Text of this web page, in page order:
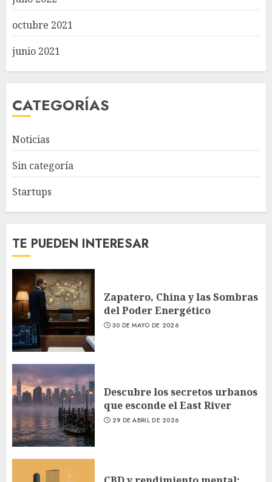
octubre 2021
junio 2021
CATEGORÍAS
Noticias
Sin categoría
Startups
TE PUEDEN INTERESAR
Zapatero, China y las Sombras
del Poder Energético
30 DE MAYO DE 2026
Descubre los secretos urbanos
que esconde el East River
29 DE ABRIL DE 2026